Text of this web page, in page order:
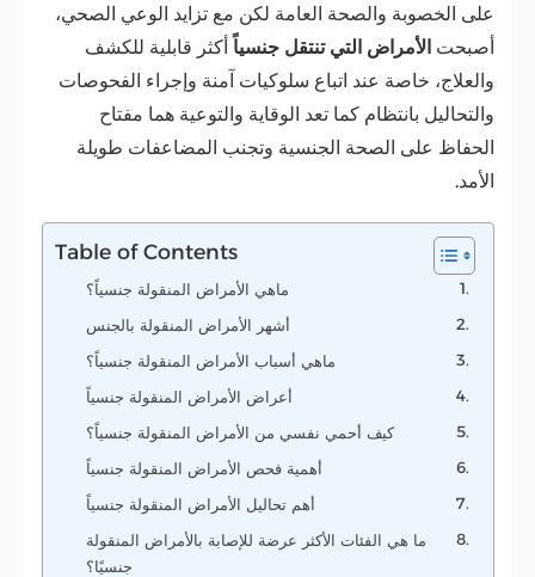
على الخصوبة والصحة العامة لكن مع تزايد الوعي الصحي،
أصبحتالأمراض التي تنتقل جنسياً أكثر قابلية للكشف
والعلاج، خاصة عند اتباع سلوكيات آمنة وإجراء الفحوصات
والتحاليل بانتظام كما تعد الوقاية والتوعية هما مفتاح
الحفاظ على الصحة الجنسية وتجنب المضاعفات طويلة
الأمد.
Table of Contents
ماهي الأمراض المنقولة جنسياً؟
أشهر الأمراض المنقولة بالجنس
ماهي أسباب الأمراض المنقولة جنسياً؟
أعراض الأمراض المنقولة جنسياً
كيف أحمي نفسي من الأمراض المنقولة جنسياً؟
أهمية فحص الأمراض المنقولة جنسياً
ما هي الفئات الأكثر عرضة للإصابة بالأمراض المنقولة
جنسيًا؟